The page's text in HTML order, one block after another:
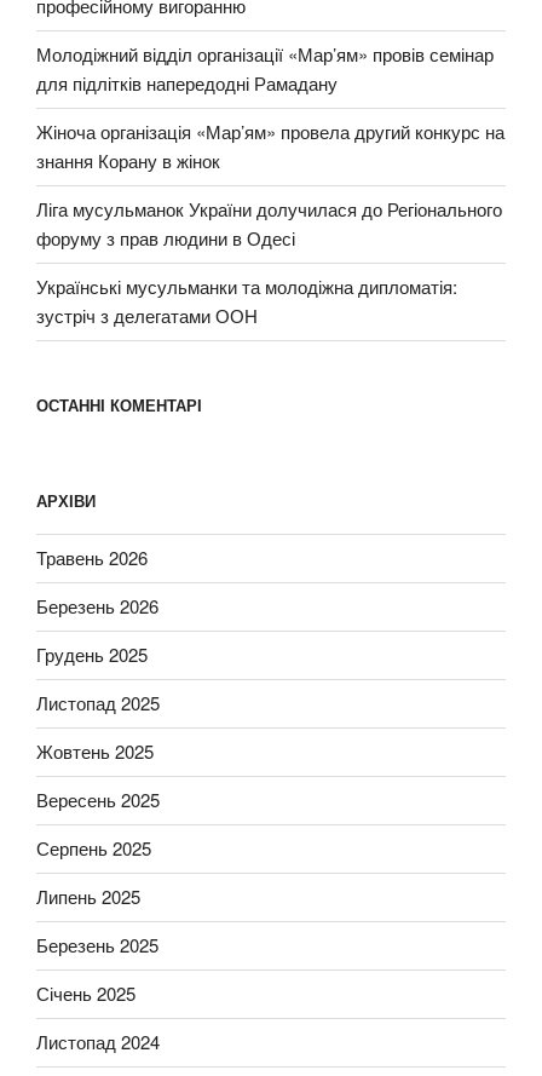
професійному вигоранню
Молодіжний відділ організації «Мар’ям» провів семінар
для підлітків напередодні Рамадану
Жіноча організація «Мар’ям» провела другий конкурс на
знання Корану в жінок
Ліга мусульманок України долучилася до Регіонального
форуму з прав людини в Одесі
Українські мусульманки та молодіжна дипломатія:
зустріч з делегатами ООН
ОСТАННІ КОМЕНТАРІ
АРХІВИ
Травень 2026
Березень 2026
Грудень 2025
Листопад 2025
Жовтень 2025
Вересень 2025
Серпень 2025
Липень 2025
Березень 2025
Січень 2025
Листопад 2024